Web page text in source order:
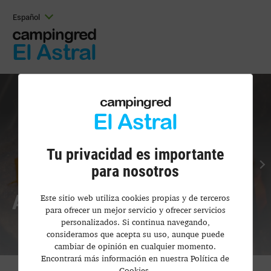
Español
campingred
El Astral
Abrasador El Astral
Tu Experiencia Gastronómica
campingred
El Astral
Tu privacidad es importante
para nosotros
Este sitio web utiliza cookies propias y de terceros
para ofrecer un mejor servicio y ofrecer servicios
personalizados. Si continua navegando,
consideramos que acepta su uso, aunque puede
cambiar de opinión en cualquier momento.
Encontrará más información en nuestra Política de